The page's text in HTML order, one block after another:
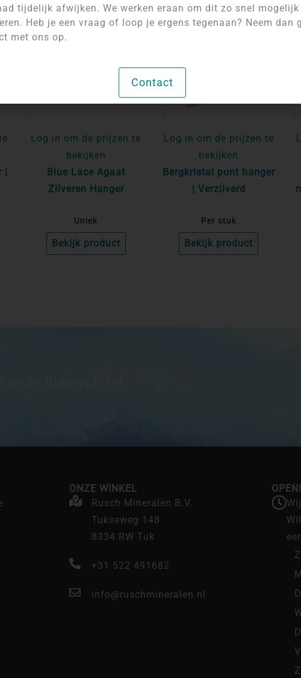
Log in om de prijzen te
bekijken
Blue Lace Agaat
Zilveren Hanger
Uniek
Bekijk product
NIET OP VOORRAAD
Log in om de prijzen te
bekijken
Bergkristal punt hanger
| Verzilverd
Per stuk
Bekijk product
ONZE WINKEL
Rusch Mineralen B.V.
Tukseweg 148
8334 RW Tuk
+31 522 491682
info@ruschmineralen.nl
tijdelijk afwijken. We werken eraan om dit zo snel mogelijk
Heb je een vraag of loop je ergens tegenaan? Neem dan
met ons op.
Contact